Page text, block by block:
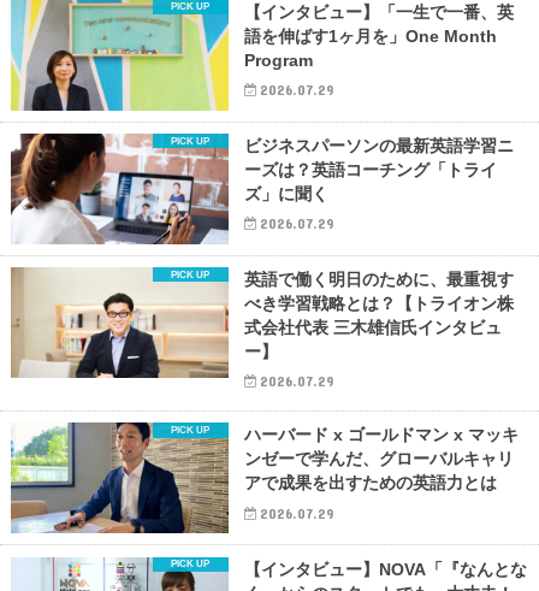
【インタビュー】「一生で一番、英
語を伸ばす1ヶ月を」One Month
Program
2026.07.29
ビジネスパーソンの最新英語学習ニ
ーズは？英語コーチング「トライ
ズ」に聞く
2026.07.29
英語で働く明日のために、最重視す
べき学習戦略とは？【トライオン株
式会社代表 三木雄信氏インタビュ
ー】
2026.07.29
ハーバード x ゴールドマン x マッキ
ンゼーで学んだ、グローバルキャリ
アで成果を出すための英語力とは
2026.07.29
【インタビュー】NOVA「『なんとな